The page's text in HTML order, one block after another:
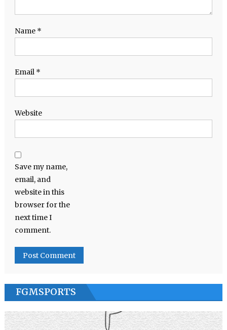
Name *
Email *
Website
Save my name,
email, and
website in this
browser for the
next time I
comment.
FGMSPORTS